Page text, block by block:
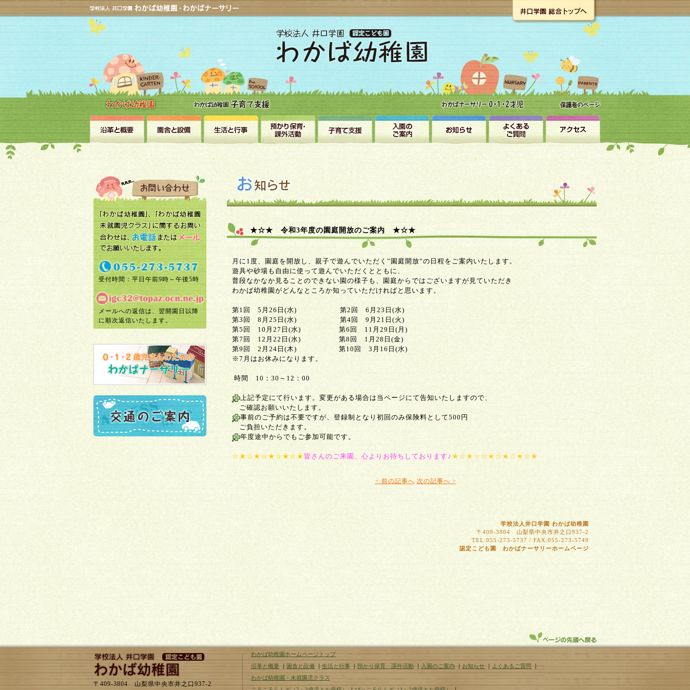
受付時間：平日午前9時～午後5時
メールへの返信は、翌開園日以降
に順次返信いたします。
★☆★ 令和3年度の園庭開放のご案内 ★☆★
月に1度、園庭を開放し、親子で遊んでいただく”園庭開放”の日程をご案内いたします。
遊具や砂場も自由に使って遊んでいただくとともに、
普段なかなか見ることのできない園の様子も、園庭からではございますが見ていただき
わかば幼稚園がどんなところか知っていただければと思います。
第1回 5月26日(水) 第2回 6月23日(水)
第3回 8月25日(水) 第4回 9月21日(火)
第5回 10月27日(水) 第6回 11月29日(月)
第7回 12月22日(水) 第8回 1月28日(金)
第9回 2月24日(木) 第10回 3月16日(水)
※7月はお休みになります。
時間 10：30～12：00
上記予定にて行います。変更がある場合は当ページにて告知いたしますので、
ご確認お願いいたします。
事前のご予約は不要ですが、登録制となり初回のみ保険料として500円
ご負担いただきます。
年度途中からでもご参加可能です。
☆★☆★☆★☆★☆★ 皆さんのご来園、心よりお待ちしております♪ ★☆★☆☆★☆★☆★☆★
< 前の記事へ 次の記事へ >
学校法人井口学園 わかば幼稚園
〒409-3804 山梨県中央市井之口937-2
TEL:055-273-5737 / FAX:055-273-5749
認定こども園 わかばナーサリーホームページ
〒409-3804 山梨県中央市井之口937-2
わかば幼稚園ホームページトップ
沿革と概要 ｜ 園舎と設備 ｜ 生活と行事 ｜ 預かり保育・課外活動 ｜ 入園のご案内 ｜ お知らせ ｜ よくあるご質問 ｜
わかば幼稚園・未就園児クラス